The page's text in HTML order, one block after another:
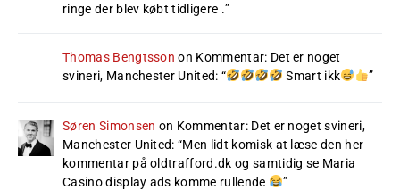
ringe der blev købt tidligere .”
Thomas Bengtsson on Kommentar: Det er noget
svineri, Manchester United: “ Smart ikk ”
Søren Simonsen on Kommentar: Det er noget svineri,
Manchester United: “Men lidt komisk at læse den her
kommentar på oldtrafford.dk og samtidig se Maria
Casino display ads komme rullende
”